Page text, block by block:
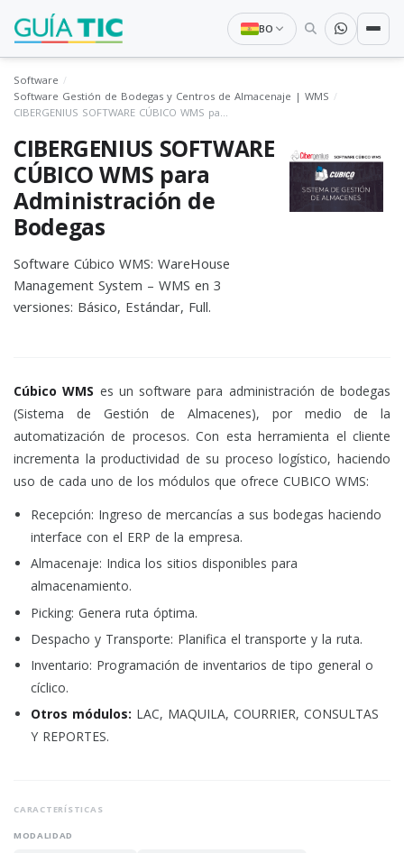
BO
Software
Software Gestión de Bodegas y Centros de Almacenaje | WMS
CIBERGENIUS SOFTWARE CÚBICO WMS para Administración de Bodegas
CIBERGENIUS SOFTWARE
CÚBICO WMS para
Administración de
Bodegas
Software Cúbico WMS: WareHouse
Management System – WMS en 3
versiones: Básico, Estándar, Full.
Cúbico WMS es un software para administración de bodegas
(Sistema de Gestión de Almacenes), por medio de la
automatización de procesos. Con esta herramienta el cliente
incrementa la productividad de su proceso logístico, haciendo
uso de cada uno de los módulos que ofrece CUBICO WMS:
Recepción: Ingreso de mercancías a sus bodegas haciendo
interface con el ERP de la empresa.
Almacenaje: Indica los sitios disponibles para
almacenamiento.
Picking: Genera ruta óptima.
Despacho y Transporte: Planifica el transporte y la ruta.
Inventario: Programación de inventarios de tipo general o
cíclico.
Otros módulos: LAC, MAQUILA, COURRIER, CONSULTAS
Y REPORTES.
CARACTERÍSTICAS
MODALIDAD